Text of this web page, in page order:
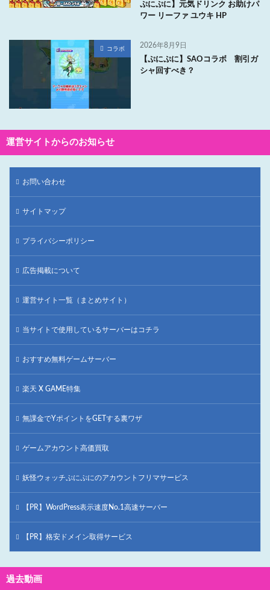
ぷにぷに】元気ドリンク お助けパ
ワー リーファ ユウキ HP
コラボ 2026年8月9日
【ぷにぷに】SAOコラボ 割引ガ
シャ回すべき？
運営サイトからのお知らせ
お問い合わせ
サイトマップ
プライバシーポリシー
広告掲載について
運営サイト一覧（まとめサイト）
当サイトで使用しているサーバーはコチラ
おすすめ無料ゲームサーバー
楽天 X GAME特集
無課金でYポイントをGETする裏ワザ
ゲームアカウント高価買取
妖怪ウォッチぷにぷにのアカウントフリマサービス
【PR】WordPress表示速度No.1高速サーバー
【PR】格安ドメイン取得サービス
過去動画